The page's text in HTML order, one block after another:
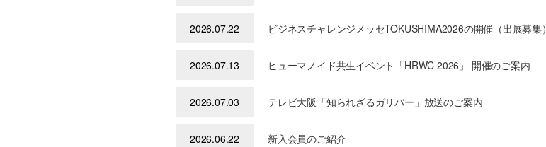
2026.07.22 ビジネスチャレンジメッセTOKUSHIMA2026の開催（出展募集）
2026.07.13 ヒューマノイド共生イベント「HRWC 2026」 開催のご案内
2026.07.03 テレビ大阪「知られざるガリバー」放送のご案内
2026.06.22 新入会員のご紹介